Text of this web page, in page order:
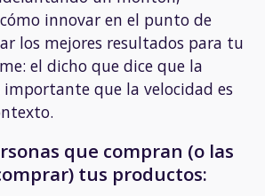
innovar en el punto de
los mejores resultados para tu
el dicho que dice que la
importante que la velocidad es
que compran (o las
tus productos: